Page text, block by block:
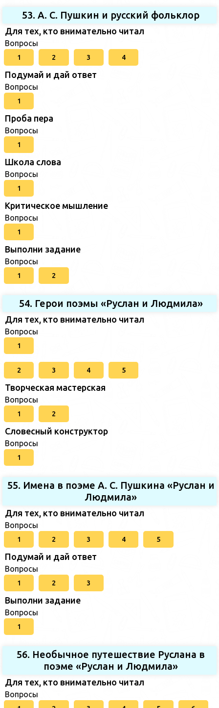
53. А. С. Пушкин и русский фольклор
Для тех, кто внимательно читал
Вопросы
1 2 3 4
Подумай и дай ответ
Вопросы
1
Проба пера
Вопросы
1
Школа слова
Вопросы
1
Критическое мышление
Вопросы
1
Выполни задание
Вопросы
1 2
54. Герои поэмы «Руслан и Людмила»
Для тех, кто внимательно читал
Вопросы
1
2 3 4 5
Творческая мастерская
Вопросы
1 2
Словесный конструктор
Вопросы
1
55. Имена в поэме А. С. Пушкина «Руслан и
Людмила»
Для тех, кто внимательно читал
Вопросы
1 2 3 4 5
Подумай и дай ответ
Вопросы
1 2 3
Выполни задание
Вопросы
1
56. Необычное путешествие Руслана в
поэме «Руслан и Людмила»
Для тех, кто внимательно читал
Вопросы